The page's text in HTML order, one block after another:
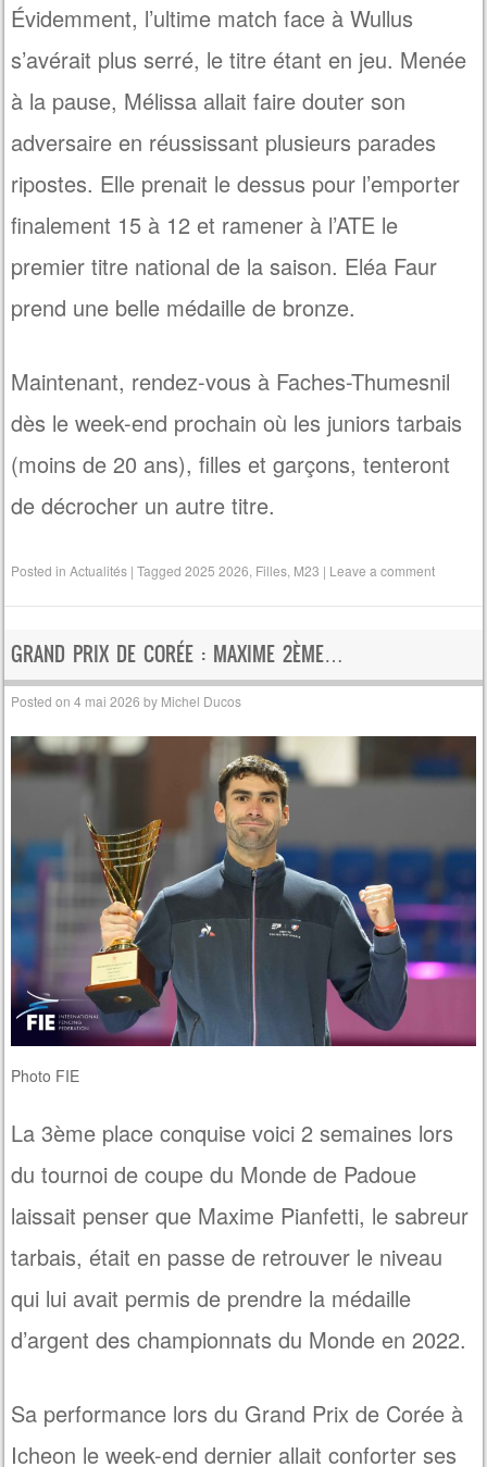
Évidemment, l’ultime match face à Wullus
s’avérait plus serré, le titre étant en jeu. Menée
à la pause, Mélissa allait faire douter son
adversaire en réussissant plusieurs parades
ripostes. Elle prenait le dessus pour l’emporter
finalement 15 à 12 et ramener à l’ATE le
premier titre national de la saison. Eléa Faur
prend une belle médaille de bronze.
Maintenant, rendez-vous à Faches-Thumesnil
dès le week-end prochain où les juniors tarbais
(moins de 20 ans), filles et garçons, tenteront
de décrocher un autre titre.
Posted inActualités |Tagged2025 2026 Filles M23 | Leave a comment
GRAND PRIX DE CORÉE : MAXIME 2ÈME…
Posted on4 mai 2026 by Michel Ducos
Photo FIE
La 3ème place conquise voici 2 semaines lors
du tournoi de coupe du Monde de Padoue
laissait penser que Maxime Pianfetti, le sabreur
tarbais, était en passe de retrouver le niveau
qui lui avait permis de prendre la médaille
d’argent des championnats du Monde en 2022.
Sa performance lors du Grand Prix de Corée à
Icheon le week-end dernier allait conforter ses